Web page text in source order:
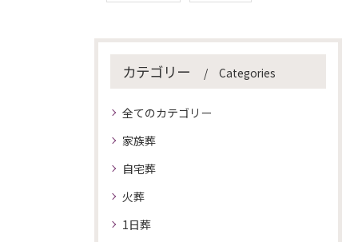
カテゴリー Categories
全てのカテゴリー
家族葬
自宅葬
火葬
1日葬